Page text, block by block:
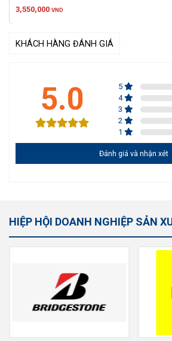
3,550,000 VND
KHÁCH HÀNG ĐÁNH GIÁ
5.0 5
4
3
2
1
Đánh giá và nhận xét
HIỆP HỘI DOANH NGHIỆP SẢN